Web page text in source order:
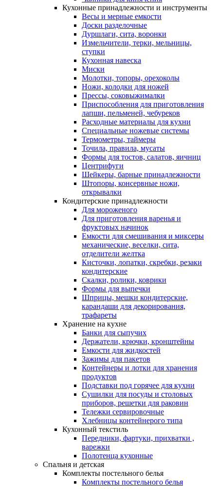
Кухонные принадлежности и инструменты
Весы и мерные емкости
Доски разделочные
Дуршлаги, сита, воронки
Измельчители, терки, мельницы,
ступки
Кухонная навеска
Миски
Молотки, топоры, орехоколы
Ножи, колодки для ножей
Прессы, соковыжималки
Приспособления для приготовления
лапши, пельменей, чебуреков
Расходные материалы для кухни
Специальные ножевые системы
Термометры, таймеры
Точила, правила, мусаты
Формы для тостов, салатов, яичниц
Центрифуги
Шейкеры, барные принадлежности
Штопоры, консервные ножи,
открывалки
Кондитерские принадлежности
Для мороженого
Для приготовления варенья и
фруктовых начинок
Емкости для смешивания и миксеры
механические, веселки, сита,
отделители желтка
Кисточки, лопатки, скребки, резаки
кондитерские
Скалки, ролики, коврики
Формы для выпечки
Шприцы, мешки кондитерские,
карандаши для декорирования,
трафареты
Хранение на кухне
Банки для сыпучих
Держатели, крючки, кронштейны
Емкости для жидкостей
Зажимы для пакетов
Контейнеры и лотки для хранения
продуктов
Подставки под горячее для кухни
Сушилки для посуды и столовых
приборов, решетки для раковин
Тележки сервировочные
Хлебницы контейнерого типа
Кухонный текстиль
Передники, фартуки, прихватки ,
варежки
Полотенца кухонные
Спальня и детская
Комплекты постельного белья
Комплекты постельного белья